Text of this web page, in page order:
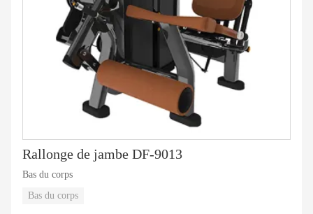
Rallonge de jambe DF-9013
Bas du corps
Bas du corps